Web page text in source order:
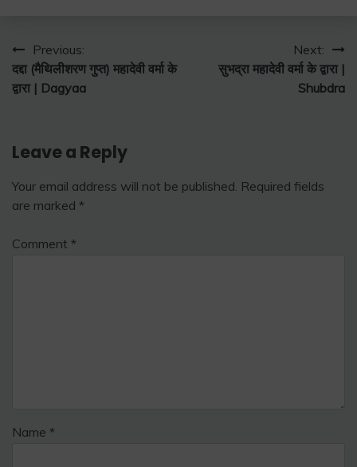
Post
navigation
Previous:
दद्दा (मैथिलीशरण गुप्त) महादेवी वर्मा के
द्वारा | Dagyaa
Next:
सुभद्रा महादेवी वर्मा के द्वारा |
Shubdra
Leave a Reply
Your email address will not be published. Required fields
are marked *
Comment *
Name *